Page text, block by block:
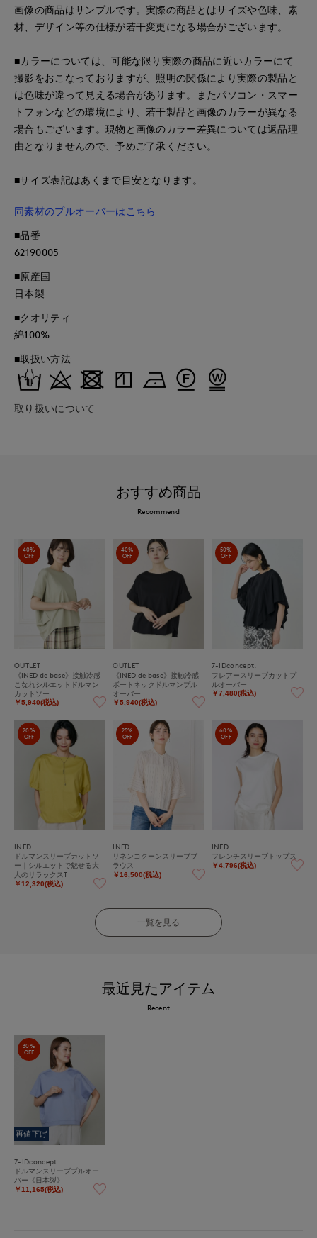
画像の商品はサンプルです。実際の商品とはサイズや色味、素
材、デザイン等の仕様が若干変更になる場合がございます。
■カラーについては、可能な限り実際の商品に近いカラーにて
撮影をおこなっておりますが、照明の関係により実際の製品と
は色味が違って見える場合があります。またパソコン・スマー
トフォンなどの環境により、若干製品と画像のカラーが異なる
場合もございます。現物と画像のカラー差異については返品理
由となりませんので、予めご了承ください。
■サイズ表記はあくまで目安となります。
同素材のプルオーバーはこちら
■品番
62190005
■原産国
日本製
■クオリティ
綿100%
■取扱い方法
取り扱いについて
おすすめ商品
Recommend
40%
OFF
OUTLET
《INED de base》接触冷感
こなれシルエットドルマン
カットソー
￥5,940(税込)
40%
OFF
OUTLET
《INED de base》接触冷感
ボートネックドルマンプル
オーバー
￥5,940(税込)
50%
OFF
7-IDconcept.
フレアースリーブカットプ
ルオーバー
￥7,480(税込)
20%
OFF
INED
ドルマンスリーブカットソ
ー｜シルエットで魅せる大
人のリラックスT
￥12,320(税込)
25%
OFF
INED
リネンコクーンスリーブブ
ラウス
￥16,500(税込)
60%
OFF
INED
フレンチスリーブトップス
￥4,796(税込)
一覧を見る
最近見たアイテム
Recent
30%
OFF
再値下げ
7-IDconcept.
ドルマンスリーブプルオー
バー《日本製》
￥11,165(税込)